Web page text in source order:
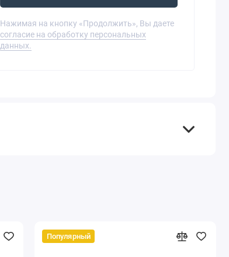
Нажимая на кнопку «Продолжить», Вы даете
согласие на обработку персональных
данных.
Популярный